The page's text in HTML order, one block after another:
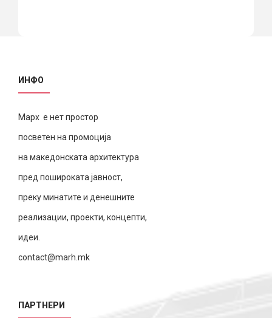
ИНФО
Марх е нет простор
посветен на промоција
на македонската архитектура
пред пошироката јавност,
преку минатите и денешните
реализации, проекти, концепти,
идеи.
contact@marh.mk
ПАРТНЕРИ